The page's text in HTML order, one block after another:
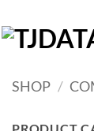
til
indhold
SHOP /